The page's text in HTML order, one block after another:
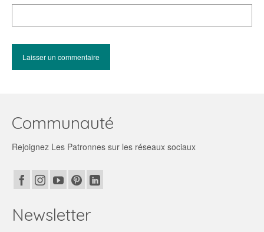
Communauté
Rejoignez Les Patronnes sur les réseaux sociaux
Newsletter